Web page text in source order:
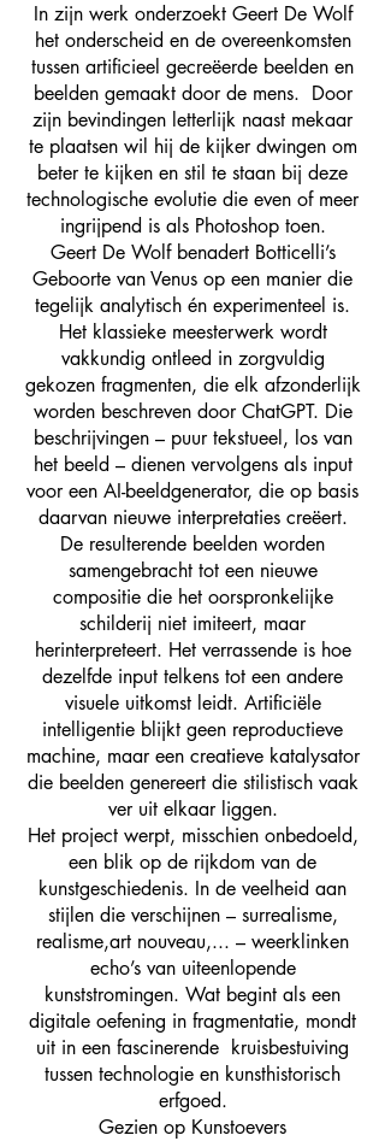
In zijn werk onderzoekt Geert De Wolf
het onderscheid en de overeenkomsten
tussen artificieel gecreëerde beelden en
beelden gemaakt door de mens. Door
zijn bevindingen letterlijk naast mekaar
te plaatsen wil hij de kijker dwingen om
beter te kijken en stil te staan bij deze
technologische evolutie die even of meer
ingrijpend is als Photoshop toen.
Geert De Wolf benadert Botticelli’s
Geboorte van Venus op een manier die
tegelijk analytisch én experimenteel is.
Het klassieke meesterwerk wordt
vakkundig ontleed in zorgvuldig
gekozen fragmenten, die elk afzonderlijk
worden beschreven door ChatGPT. Die
beschrijvingen – puur tekstueel, los van
het beeld – dienen vervolgens als input
voor een AI-beeldgenerator, die op basis
daarvan nieuwe interpretaties creëert.
De resulterende beelden worden
samengebracht tot een nieuwe
compositie die het oorspronkelijke
schilderij niet imiteert, maar
herinterpreteert. Het verrassende is hoe
dezelfde input telkens tot een andere
visuele uitkomst leidt. Artificiële
intelligentie blijkt geen reproductieve
machine, maar een creatieve katalysator
die beelden genereert die stilistisch vaak
ver uit elkaar liggen.
Het project werpt, misschien onbedoeld,
een blik op de rijkdom van de
kunstgeschiedenis. In de veelheid aan
stijlen die verschijnen – surrealisme,
realisme,art nouveau,... – weerklinken
echo’s van uiteenlopende
kunststromingen. Wat begint als een
digitale oefening in fragmentatie, mondt
uit in een fascinerende kruisbestuiving
tussen technologie en kunsthistorisch
erfgoed.
Gezien op Kunstoevers